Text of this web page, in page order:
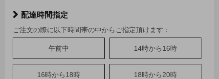
配達時間指定
ご注文の際に以下時間帯の中からご指定頂けます：
午前中 14時から16時
16時から18時 18時から20時